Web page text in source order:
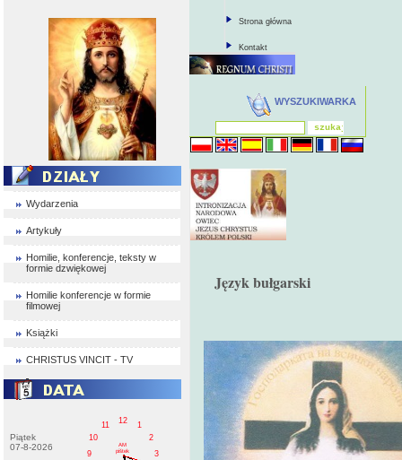
Wydarzenia
Artykuły
Homilie, konferencje, teksty w
formie dzwiękowej
Homilie konferencje w formie
filmowej
Książki
CHRISTUS VINCIT - TV
Piątek
07-8-2026
1
2
3
9
10
11
12
AM
pištek
Strona główna
Kontakt
WYSZUKIWARKA
Język bułgarski